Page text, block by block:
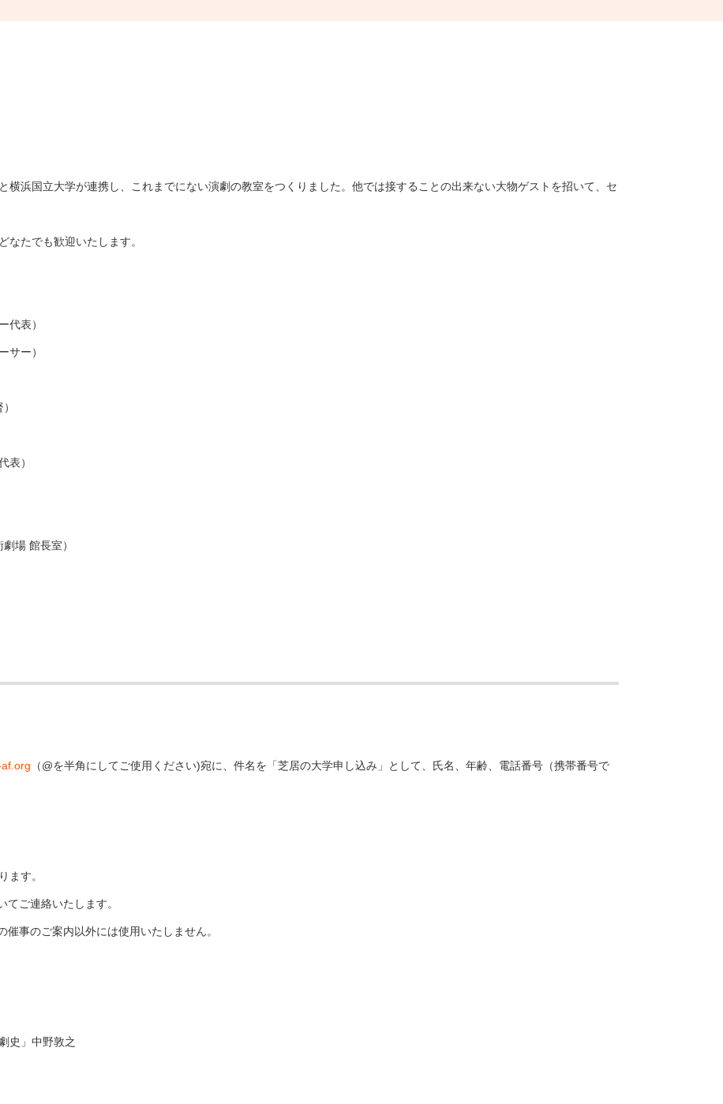
横浜国立大学が連携し、これまでにない演劇の教室をつくりました。他では接することの出来ない大物ゲストを招いて、セ
なたでも歓迎いたします。
代表）
サー）
表）
場 館長室）
（@を半角にしてご使用ください)宛に、件名を「芝居の大学申し込み」として、氏名、年齢、電話番号（携帯番号で
ます。
ご連絡いたします。
事のご案内以外には使用いたしません。
史」中野敦之